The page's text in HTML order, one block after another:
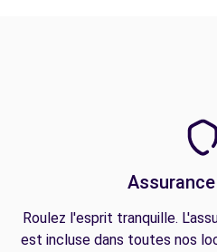
Roulez l'esprit tranquille.
est incluse dans toutes nos